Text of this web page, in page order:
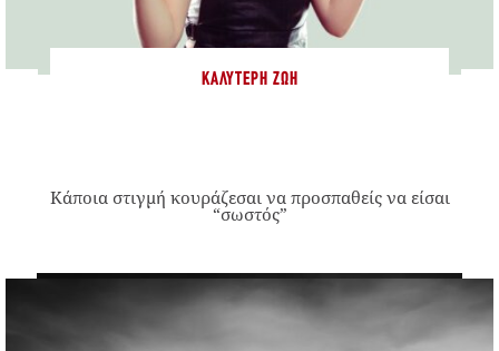
ΚΑΛΎΤΕΡΗ ΖΩΉ
Κάποια στιγμή κουράζεσαι να προσπαθείς να είσαι
“σωστός”